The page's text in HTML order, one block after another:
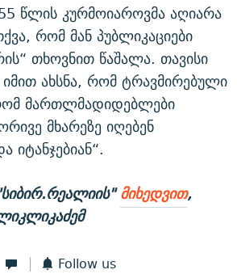
წლის კურმოიაროვმა აღიარა
რომ მან პუბლიკაციები
თხოვნით წაშალა. თავისი
იმით ახსნა, რომ ტრავმირებული
მართლმადიდებლები
მხარეზე იღებენ
იტანჯებიან“.
მიხედვით,
Follow us